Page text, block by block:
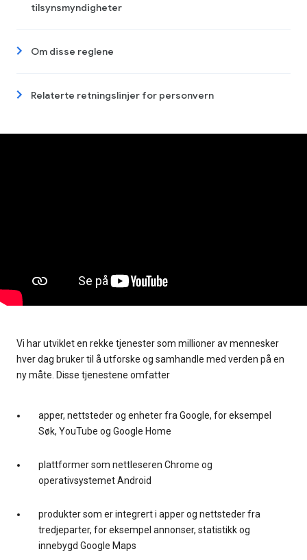
tilsynsmyndigheter
Om disse reglene
Relaterte retningslinjer for personvern
Vi har utviklet en rekke tjenester som millioner av mennesker
hver dag bruker til å utforske og samhandle med verden på en
ny måte. Disse tjenestene omfatter
apper, nettsteder og enheter fra Google, for eksempel
Søk, YouTube og Google Home
plattformer som nettleseren Chrome og
operativsystemet Android
produkter som er integrert i apper og nettsteder fra
tredjeparter, for eksempel annonser, statistikk og
innebygd Google Maps